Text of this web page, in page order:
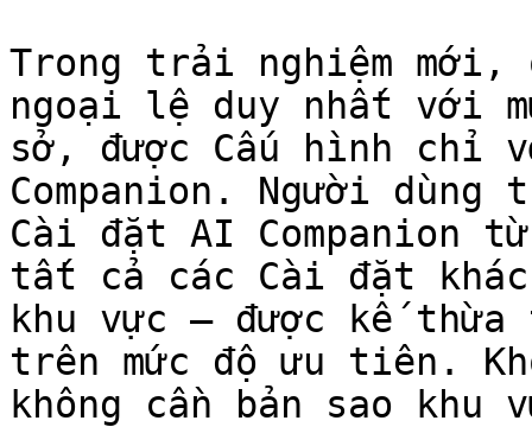
Trong trải nghiệm mới,
ngoại lệ duy nhất với
sở, được Cấu hình chỉ
Companion. Người
Cài đặt AI Companion
tất cả các Cài đặt
khu vực — được kế thừa
trên mức độ ưu tiên.
không cần bản sao khu